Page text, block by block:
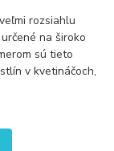
rozsiahlu
na široko
sú tieto
v kvetináčoch,